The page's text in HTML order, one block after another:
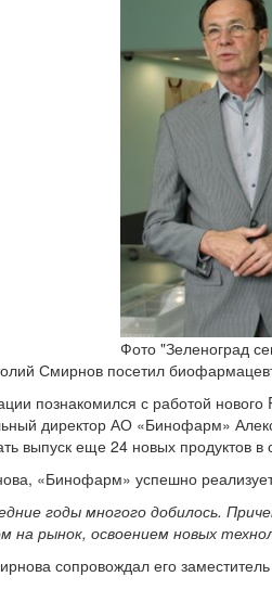
Фото "Зеленоград
Смирнов посетил
познакомился с работой
директор АО «Бинофарм»
выпуск еще 24 новых продуктов в
«Бинофарм» успешно
годы многого добилось.
на рынок, освоением новых
сопровождал его